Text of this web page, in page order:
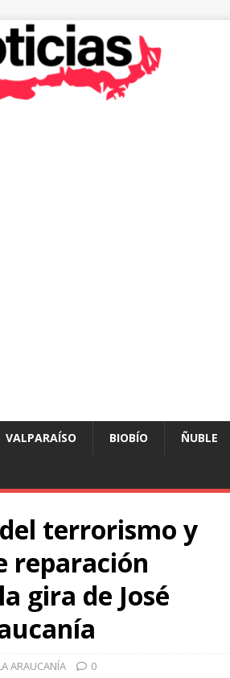
VALPARAÍSO BIOBÍO ÑUBLE
terrorismo y
reparación
gira de José
ARAUCANÍA 0